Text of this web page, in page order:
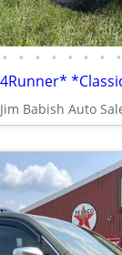
• • • • • • • •
Jim Babish Auto